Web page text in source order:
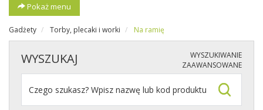
Pokaż menu
Gadżety Torby, plecaki i worki Na ramię
WYSZUKAJ
WYSZUKIWANIE
ZAAWANSOWANE